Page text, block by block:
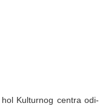
Kul­tur­nog cen­tra odi­